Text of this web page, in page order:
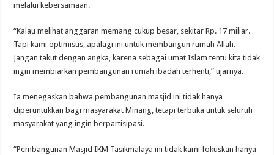
melalui kebersamaan.
“Kalau melihat anggaran memang cukup besar, sekitar Rp. 17 miliar.
Tapi kami optimistis, apalagi ini untuk membangun rumah Allah.
Jangan takut dengan angka, karena sebagai umat Islam tentu kita tidak
ingin membiarkan pembangunan rumah ibadah terhenti,” ujarnya.
Ia menegaskan bahwa pembangunan masjid ini tidak hanya
diperuntukkan bagi masyarakat Minang, tetapi terbuka untuk seluruh
masyarakat yang ingin berpartisipasi.
“Pembangunan Masjid IKM Tasikmalaya ini tidak kami fokuskan hanya